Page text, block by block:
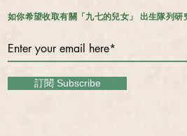
訂閱 Subscribe
如你希望收取有關「九七的兒女」 出生隊列研